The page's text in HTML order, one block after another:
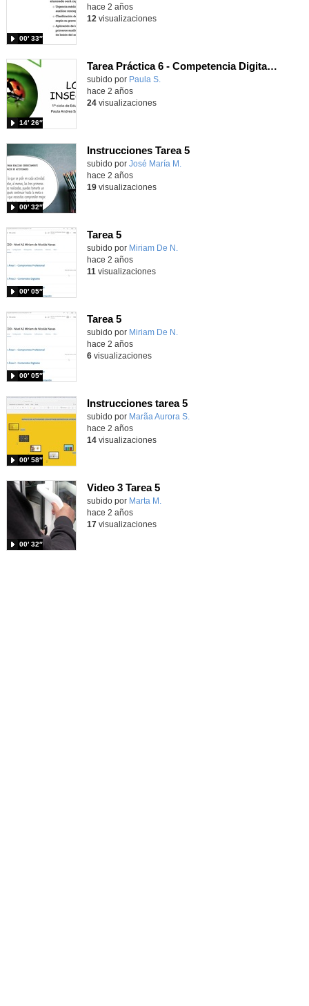
00′ 33″
hace 2 años
12 visualizaciones
Tarea Práctica 6 - Competencia Digital A2
Contenido educativo.
subido por Paula S.
14′ 26″
hace 2 años
24visualizaciones
Instrucciones Tarea 5
Contenido educativo.
subido por José María M.
00′ 32″
hace 2 años
19visualizaciones
Tarea 5
Contenido educativo.
subido por Miriam De N.
00′ 05″
hace 2 años
11 visualizaciones
Tarea 5
Contenido educativo.
subido por Miriam De N.
00′ 05″
hace 2 años
6visualizaciones
Instrucciones tarea 5
Contenido educativo.
subido por Marã­a Aurora S.
00′ 58″
hace 2 años
14visualizaciones
Video 3 Tarea 5
subido por Marta M.
00′ 32″
hace 2 años
17visualizaciones